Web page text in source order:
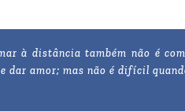
à distância também não é
dar amor; mas não é difícil